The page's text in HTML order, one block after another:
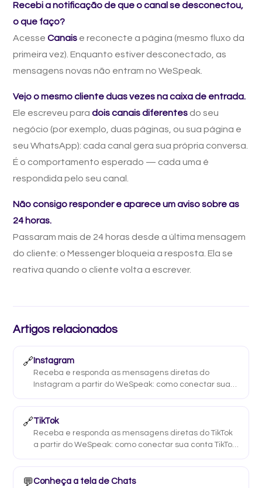
Recebi a notificação de que o canal se desconectou,
o que faço?
Acesse Canais e reconecte a página (mesmo fluxo da
primeira vez). Enquanto estiver desconectado, as
mensagens novas não entram no WeSpeak.
Vejo o mesmo cliente duas vezes na caixa de entrada.
Ele escreveu para dois canais diferentes do seu
negócio (por exemplo, duas páginas, ou sua página e
seu WhatsApp): cada canal gera sua própria conversa.
É o comportamento esperado — cada uma é
respondida pelo seu canal.
Não consigo responder e aparece um aviso sobre as
24 horas.
Passaram mais de 24 horas desde a última mensagem
do cliente: o Messenger bloqueia a resposta. Ela se
reativa quando o cliente volta a escrever.
Artigos relacionados
🔗 Instagram
Receba e responda as mensagens diretas do
Instagram a partir do WeSpeak: como conectar sua
(janela de 7 dias, sem citação).
🔗TikTok
Receba e responda as mensagens diretas do TikTok
a partir do WeSpeak: como conectar sua conta TikTok
TikTok impõe.
💬Conheça a tela de Chats